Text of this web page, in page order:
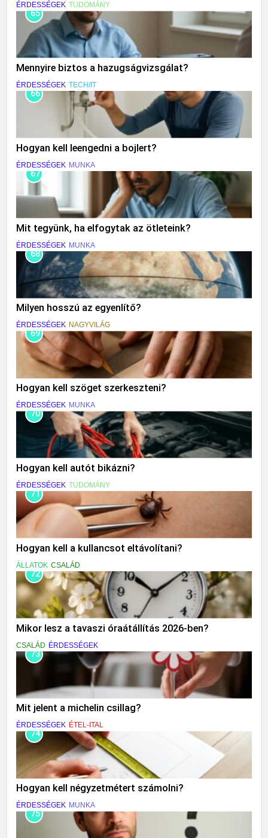
ÉRDESSÉGEK TUDOMÁNY
65
Mennyire biztos a hazugságvizsgálat?
ÉRDESSÉGEK TECH/IT
66
Hogyan kell leengedni a bojlert?
ÉRDESSÉGEK MUNKA
67
Mit tegyünk, ha elfogytak az ötleteink?
ÉRDESSÉGEK MUNKA
68
Milyen hosszú az egyenlítő?
ÉRDESSÉGEK NAGYVILÁG
69
Hogyan kell szöget szerkeszteni?
ÉRDESSÉGEK MUNKA
70
Hogyan kell autót bikázni?
ÉRDESSÉGEK TUDOMÁNY
71
Hogyan kell a kullancsot eltávolítani?
ÁLLATOK CSALÁD
72
Mikor lesz a tavaszi óraátállítás 2026-ben?
CSALÁD ÉRDESSÉGEK
73
Mit jelent a michelin csillag?
ÉRDESSÉGEK ÉTEL-ITAL
74
Hogyan kell négyzetmétert számolni?
ÉRDESSÉGEK MUNKA
75